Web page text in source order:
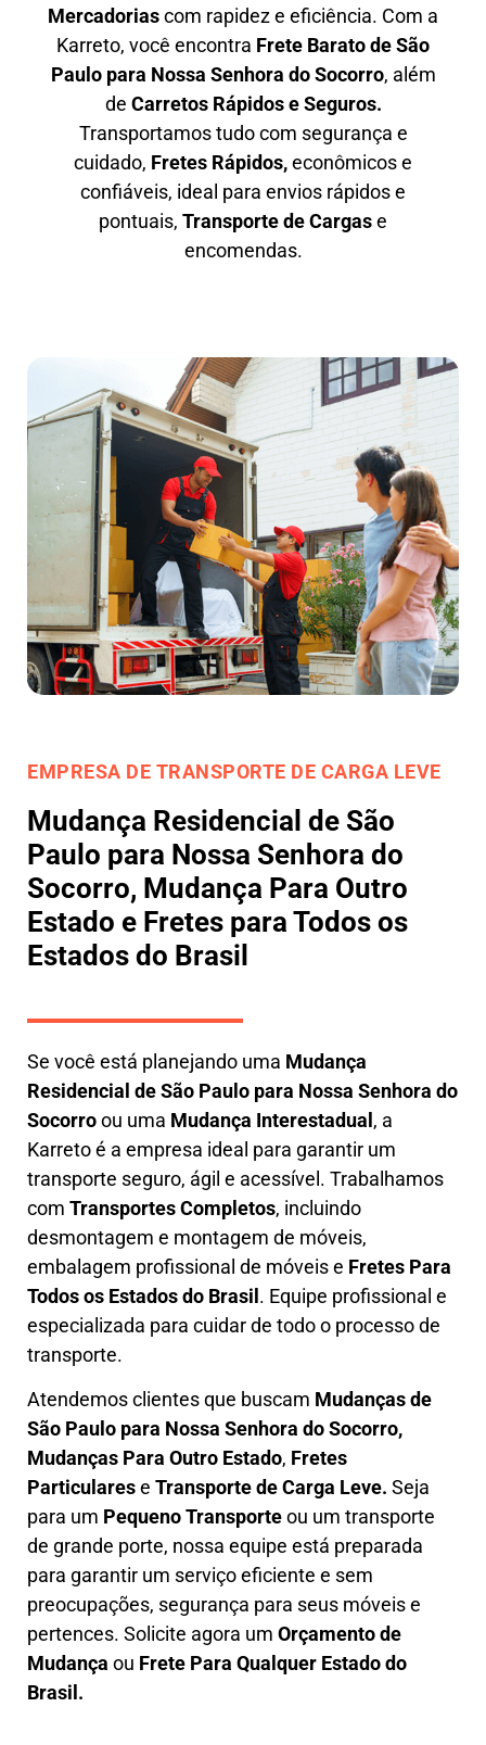
Mercadoriascom rapidez e eficiência. Com a
Karreto, você encontra Frete Baratode São
Paulo para Nossa Senhora do Socorro, além
de Carretos Rápidos e Seguros.
Transportamos tudo com segurança e
cuidado, Fretes Rápidos,econômicos e
confiáveis, ideal para envios rápidos e
pontuais, Transporte de Cargase
encomendas.
EMPRESA DE TRANSPORTE DE CARGA LEVE
Mudança Residencial de São
Paulo para Nossa Senhora do
Socorro, Mudança Para Outro
Estado e Fretes para Todos os
Estados do Brasil
Se você está planejando uma Mudança
Residencial de São Paulo para Nossa Senhora do
Socorroou uma Mudança Interestadual, a
Karretoé a empresa ideal para garantir um
transporte seguro, ágil e acessível. Trabalhamos
com Transportes Completos, incluindo
desmontagem e montagem de móveis,
embalagem profissional de móveis e Fretes Para
Todos os Estados do Brasil. Equipe profissional e
especializada para cuidar de todo o processo de
transporte.
Atendemos clientes que buscam Mudançasde
São Paulo para Nossa Senhora do Socorro,
Mudanças Para Outro Estado, Fretes
Particularese Transportede Carga Leve. Seja
para um Pequeno Transporteou um transporte
de grande porte, nossa equipe está preparada
para garantir um serviço eficiente e sem
preocupações, segurança para seus móveis e
pertences. Solicite agora um Orçamento de
Mudança ou Frete Para Qualquer Estado do
Brasil.